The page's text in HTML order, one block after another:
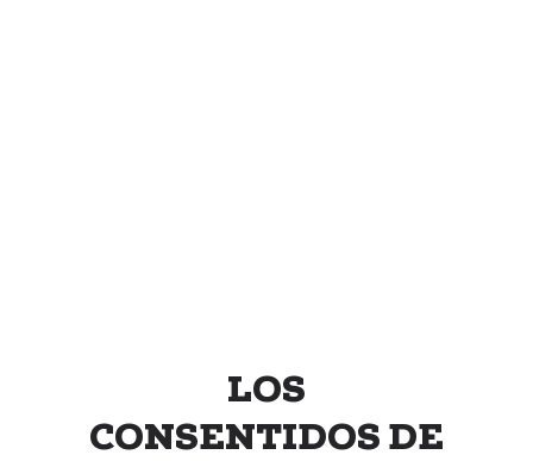
LOS
CONSENTIDOS DE